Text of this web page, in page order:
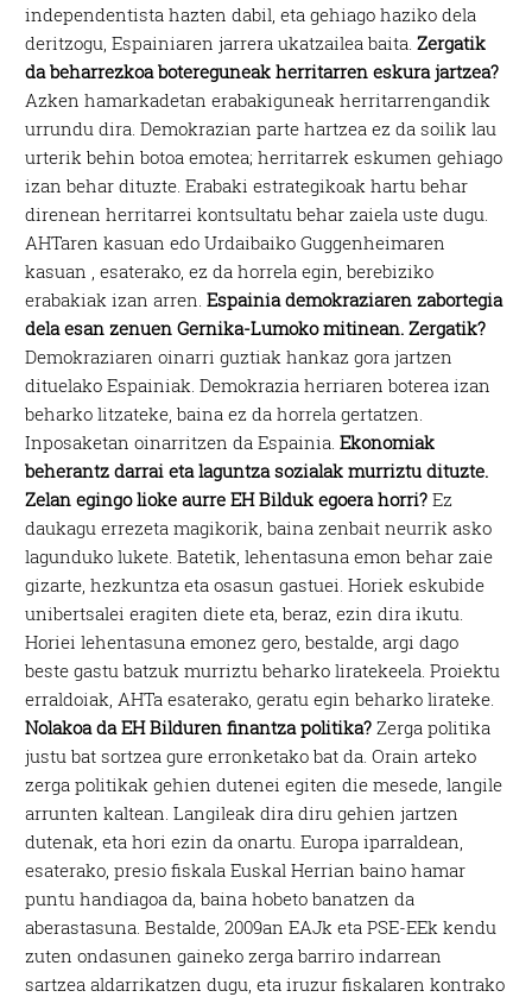
independentista hazten dabil, eta gehiago haziko dela
deritzogu, Espainiaren jarrera ukatzailea baita.Zergatik
da beharrezkoa botereguneak herritarren eskura jartzea?
Azken hamarkadetan erabakiguneak herritarrengandik
urrundu dira. Demokrazian parte hartzea ez da soilik lau
urterik behin botoa emotea; herritarrek eskumen gehiago
izan behar dituzte. Erabaki estrategikoak hartu behar
direnean herritarrei kontsultatu behar zaiela uste dugu.
AHTaren kasuan edo Urdaibaiko Guggenheimaren
kasuan , esaterako, ez da horrela egin, berebiziko
erabakiak izan arren.Espainia demokraziaren zabortegia
dela esan zenuen Gernika-Lumoko mitinean. Zergatik?
Demokraziaren oinarri guztiak hankaz gora jartzen
dituelako Espainiak. Demokrazia herriaren boterea izan
beharko litzateke, baina ez da horrela gertatzen.
Inposaketan oinarritzen da Espainia.Ekonomiak
beherantz darrai eta laguntza sozialak murriztu dituzte.
Zelan egingo lioke aurre EH Bilduk egoera horri? Ez
daukagu errezeta magikorik, baina zenbait neurrik asko
lagunduko lukete. Batetik, lehentasuna emon behar zaie
gizarte, hezkuntza eta osasun gastuei. Horiek eskubide
unibertsalei eragiten diete eta, beraz, ezin dira ikutu.
Horiei lehentasuna emonez gero, bestalde, argi dago
beste gastu batzuk murriztu beharko liratekeela. Proiektu
erraldoiak, AHTa esaterako, geratu egin beharko lirateke.
Nolakoa da EH Bilduren finantza politika? Zerga politika
justu bat sortzea gure erronketako bat da. Orain arteko
zerga politikak gehien dutenei egiten die mesede, langile
arrunten kaltean. Langileak dira diru gehien jartzen
dutenak, eta hori ezin da onartu. Europa iparraldean,
esaterako, presio fiskala Euskal Herrian baino hamar
puntu handiagoa da, baina hobeto banatzen da
aberastasuna. Bestalde, 2009an EAJk eta PSE-EEk kendu
zuten ondasunen gaineko zerga barriro indarrean
sartzea aldarrikatzen dugu, eta iruzur fiskalaren kontrako